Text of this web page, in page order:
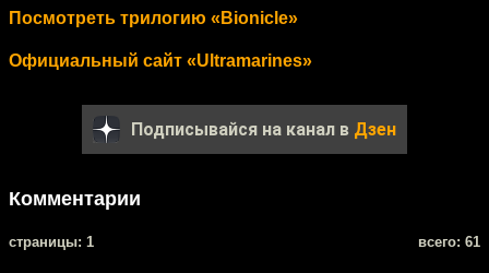
Посмотреть трилогию «Bionicle»
Официальный сайт «Ultramarines»
Подписывайся на канал в Дзен
Комментарии
cтраницы: 1 всего: 61